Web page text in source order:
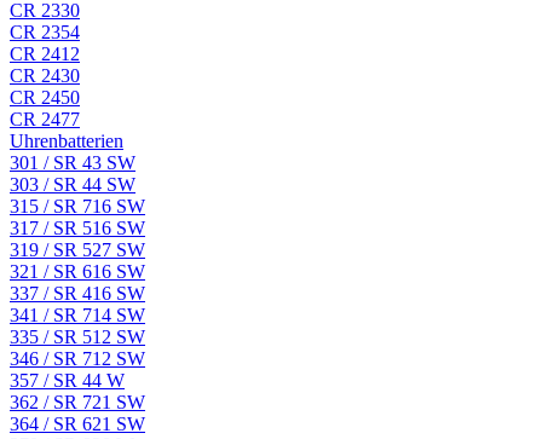
CR 2330
CR 2354
CR 2412
CR 2430
CR 2450
CR 2477
Uhrenbatterien
301 / SR 43 SW
303 / SR 44 SW
315 / SR 716 SW
317 / SR 516 SW
319 / SR 527 SW
321 / SR 616 SW
337 / SR 416 SW
341 / SR 714 SW
335 / SR 512 SW
346 / SR 712 SW
357 / SR 44 W
362 / SR 721 SW
364 / SR 621 SW